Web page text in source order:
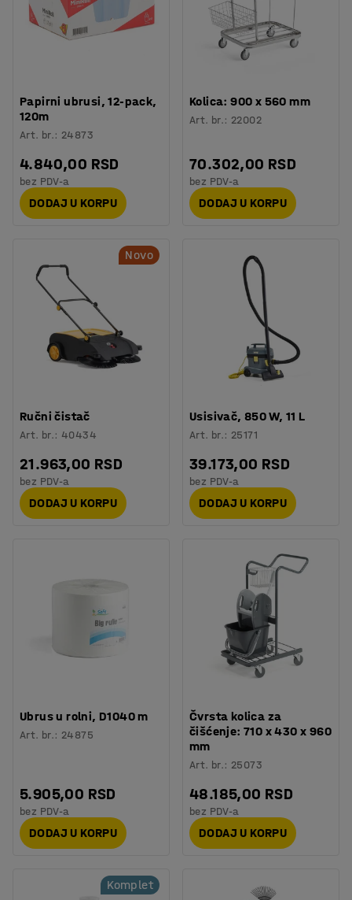
Papirni ubrusi, 12-pack,
120m
Art. br.: 24873
4.840,00 RSD
bez PDV-a
DODAJ U KORPU
Kolica: 900 x 560 mm
Art. br.: 22002
70.302,00 RSD
bez PDV-a
DODAJ U KORPU
Novo
Ručni čistač
Art. br.: 40434
21.963,00 RSD
bez PDV-a
DODAJ U KORPU
Usisivač, 850 W, 11 L
Art. br.: 25171
39.173,00 RSD
bez PDV-a
DODAJ U KORPU
Ubrus u rolni, D1040 m
Art. br.: 24875
5.905,00 RSD
bez PDV-a
DODAJ U KORPU
Čvrsta kolica za
čišćenje: 710 x 430 x 960
mm
Art. br.: 25073
48.185,00 RSD
bez PDV-a
DODAJ U KORPU
Komplet